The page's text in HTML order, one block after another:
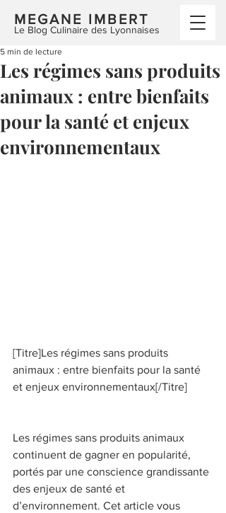
MEGANE IMBERT
Le Blog Culinaire des Lyonnaises
Les régimes sans produits
animaux : entre bienfaits
pour la santé et enjeux
environnementaux
5 min de lecture
[Titre]Les régimes sans produits
animaux : entre bienfaits pour la santé
et enjeux environnementaux[/Titre]
Les régimes sans produits animaux
continuent de gagner en popularité,
portés par une conscience grandissante
des enjeux de santé et
d’environnement. Cet article vous